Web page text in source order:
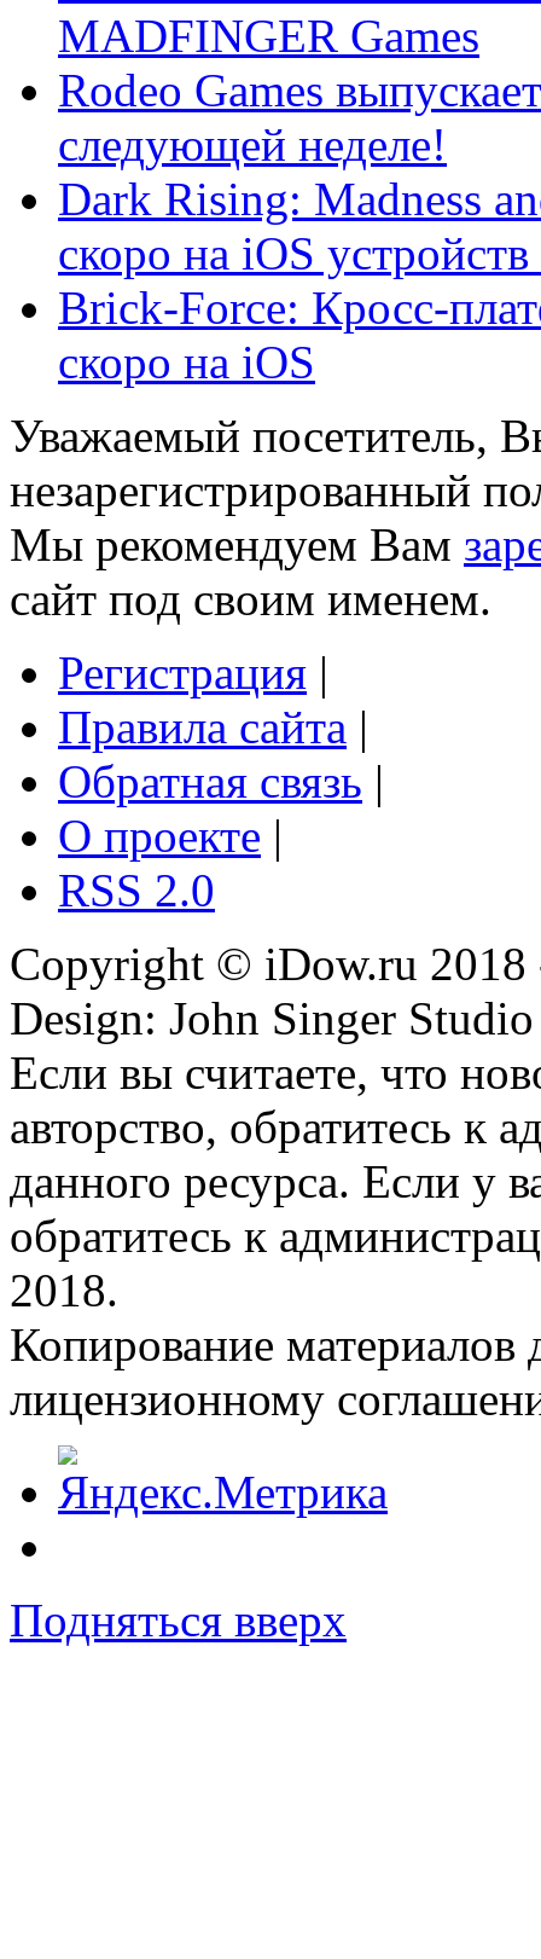
MADFINGER Games
Rodeo Games
следующей неделе!
Dark Rising: Madness
скоро на iOS
Brick-Force: Кросс-
скоро на iOS
Уважаемый посетитель,
незарегистрированный
Мы рекомендуем Вам
сайт под своим именем.
Регистрация |
Правила сайта |
Обратная связь |
О проекте |
RSS 2.0
Copyright © iDow.ru 2018
Design: John Singer Studio
Если вы считаете, что
авторство, обратитесь к
данного ресурса. Если у
обратитесь к
2018.
Копирование материалов
лицензионному
Подняться вверх